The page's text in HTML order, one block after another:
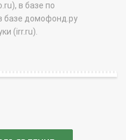
в базе по
базе домофонд.ру
(irr.ru).